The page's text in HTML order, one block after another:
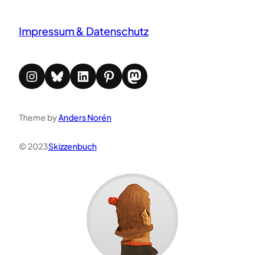
Impressum & Datenschutz
Instagram Bluesky LinkedIn Pinterest Mastodon
Theme byAnders Norén
© 2023Skizzenbuch